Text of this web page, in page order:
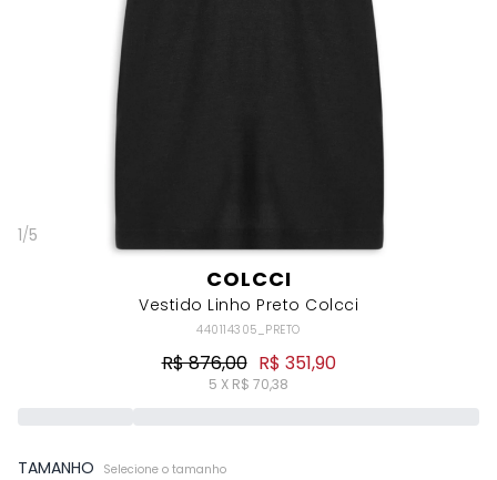
1/5
COLCCI
Vestido Linho Preto Colcci
440114305_PRETO
R$ 876,00 R$ 351,90
5 X R$ 70,38
TAMANHO Selecione o tamanho